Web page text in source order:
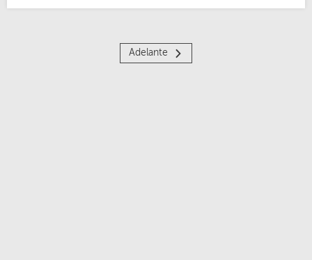
Adelante